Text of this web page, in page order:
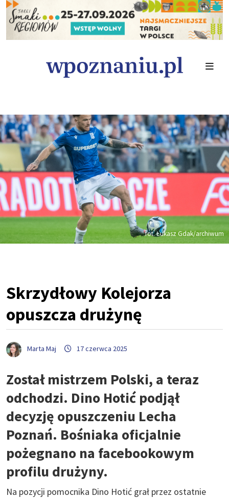
fot. Łukasz Gdak/archiwum
Skrzydłowy Kolejorza
opuszcza drużynę
Marta Maj 17 czerwca 2025
Został mistrzem Polski, a teraz
odchodzi. Dino Hotić podjął
decyzję opuszczeniu Lecha
Poznań. Bośniaka oficjalnie
pożegnano na facebookowym
profilu drużyny.
Na pozycji pomocnika Dino Hotić grał przez ostatnie